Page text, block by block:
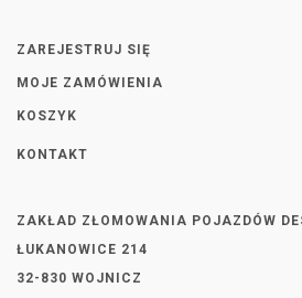
ZAREJESTRUJ SIĘ
MOJE ZAMÓWIENIA
KOSZYK
KONTAKT
ZAKŁAD ZŁOMOWANIA POJAZDÓW
ŁUKANOWICE 214
32-830 WOJNICZ